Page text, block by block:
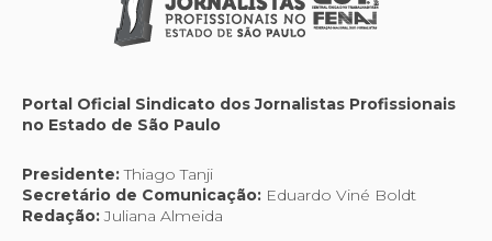
Portal Oficial Sindicato dos Jornalistas Profissionais
no Estado de São Paulo
Presidente:Thiago Tanji
Secretário de Comunicação: Eduardo Viné Boldt
Redação:Juliana Almeida